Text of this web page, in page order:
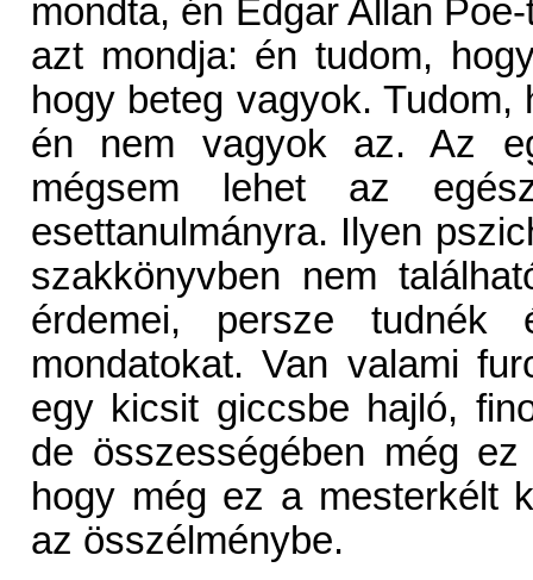
mondta, én Edgar Allan
azt mondja: én tudom,
hogy beteg vagyok.
én nem vagyok az. Az
mégsem lehet az
esettanulmányra. Ilyen
szakkönyvben nem
érdemei, persze
mondatokat. Van valami
egy kicsit giccsbe hajló,
de összességében még
hogy még ez a mesterkélt
az összélménybe.